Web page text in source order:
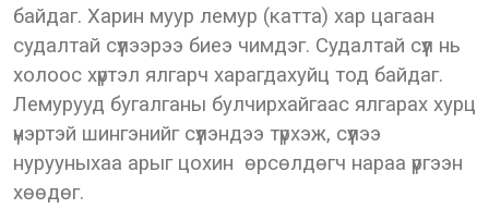
байдаг. Харин муур лемур (катта) хар цагаан
судалтай сүүлээрээ биеэ чимдэг. Судалтай сүүл нь
холоос хүртэл ялгарч харагдахуйц тод байдаг.
Лемурууд бугалганы булчирхайгаас ялгарах хурц
үнэртэй шингэнийг сүүлэндээ түрхэж, сүүлээ
нурууныхаа арыг цохин өрсөлдөгч нараа үргээн
хөөдөг.